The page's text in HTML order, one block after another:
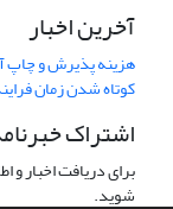
آخرین اخبار
هزینه پذیرش و چاپ
کوتاه شدن زمان
اشتراک
برای دریافت اخبار
شوید.